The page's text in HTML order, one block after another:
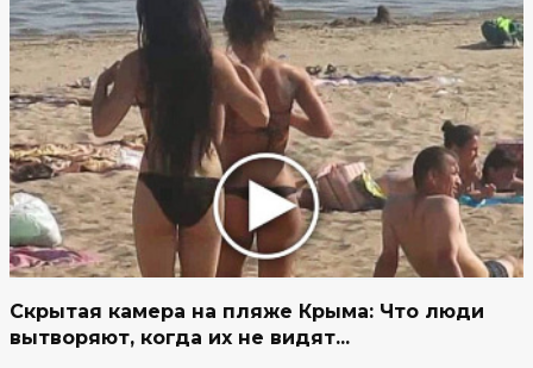
Скрытая камера на пляже Крыма: Что люди
вытворяют, когда их не видят...